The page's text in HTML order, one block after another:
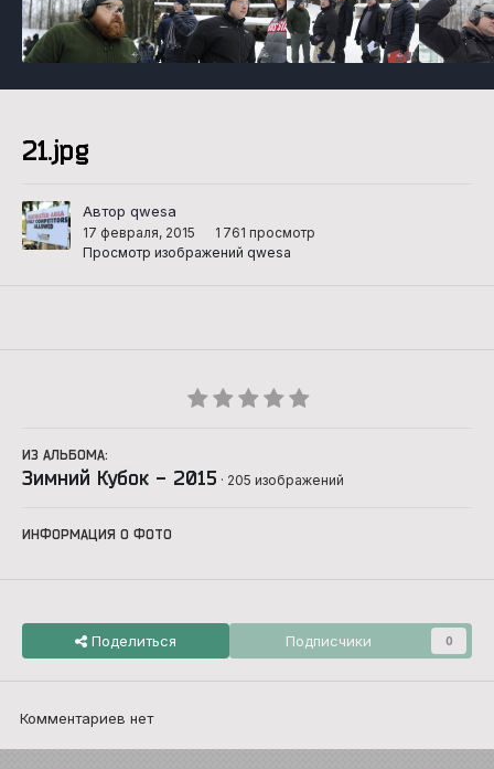
21.jpg
Автор qwesa
17 февраля, 2015
1 761 просмотр
Просмотр изображений qwesa
ИЗ АЛЬБОМА:
Зимний Кубок - 2015 · 205 изображений
ИНФОРМАЦИЯ О ФОТО
Поделиться Подписчики 0
Комментариев нет